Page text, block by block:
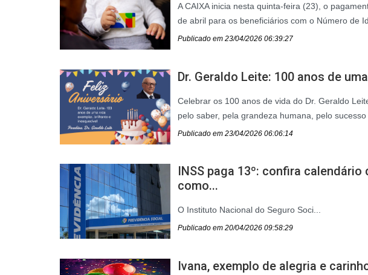
A CAIXA inicia nesta quinta-feira (23), o
de abril para os beneficiários com o Número de
Publicado em 23/04/2026 06:39:27
Dr. Geraldo Leite: 100 anos de
Celebrar os 100 anos de vida do Dr. Geraldo
pelo saber, pela grandeza humana, pelo
Publicado em 23/04/2026 06:06:14
INSS paga 13º: confira
como...
O Instituto Nacional do Seguro Soci...
Publicado em 20/04/2026 09:58:29
Ivana, exemplo de alegria e